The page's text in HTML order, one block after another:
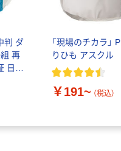
判 ダ
再
日本
画
「現場のチカラ」
りひも アスクル
￥191~ （税込）